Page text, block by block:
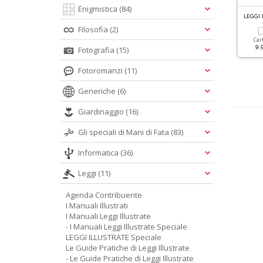
L
E GUIDE PRATICHE DI LEGGI ILLUSTRATE N.10
Ed Eredità
Digitale
4.90 €
Strada
9.90 € 4.90 €
Enigmistica (84)
Filosofia (2)
Fotografia (15)
Fotoromanzi (11)
Generiche (6)
Giardinaggio (16)
Gli speciali di Mani di Fata (83)
Informatica (36)
Leggi (11)
Agenda Contribuente
I Manuali Illustrati
I Manuali Leggi Illustrate
- I Manuali Leggi Illustrate Speciale
LEGGI ILLUSTRATE Speciale
Le Guide Pratiche di Leggi Illustrate
- Le Guide Pratiche di Leggi Illustrate